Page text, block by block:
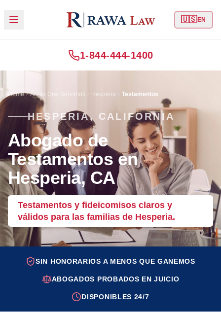
🇺🇸EN
1-844-444-1400
Home Áreas Que Servimos Hesperia Testamentos
HESPERIA, CALIFORNIA
Abogado de
Testamentos en
Hesperia, CA
Testamentos y fideicomisos claros y
válidos para las familias de Hesperia.
SIN HONORARIOS A MENOS QUE GANEMOS
ABOGADOS PROBADOS EN JUICIO
DISPONIBLES 24/7